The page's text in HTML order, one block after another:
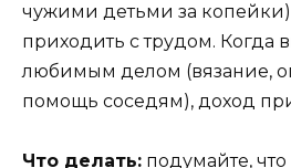
чужими детьми за
приходить с трудом. Когда
любимым делом (вязание,
помощь соседям), доход
Что делать: подумайте,